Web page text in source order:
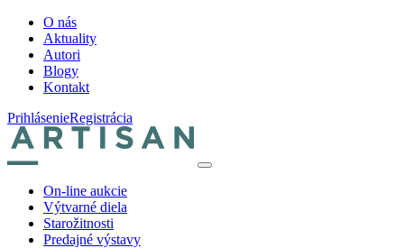
O nás
Aktuality
Autori
Blogy
Kontakt
PrihlásenieRegistrácia
On-line aukcie
Výtvarné diela
Starožitnosti
Predajné výstavy